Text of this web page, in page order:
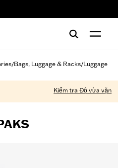
/Bags, Luggage & Racks/Luggage
Kiểm tra Độ vừa vặn